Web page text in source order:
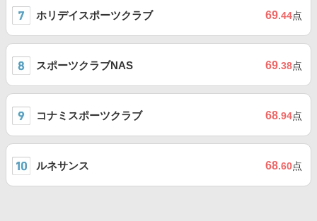
ホリデイスポーツクラブ 69.44点
スポーツクラブNAS 69.38点
コナミスポーツクラブ 68.94点
ルネサンス 68.60点